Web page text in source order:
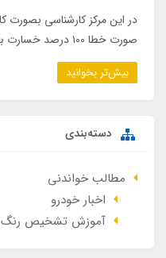
در این مرکز کارشناسی بصورت
صورت خطا ۱۰۰ درصد خسارت به مشتری پرداخت می شود...
بیش‌تر بخوانید
دسته‌بندی
مطالب خواندنی
اخبار خودرو
آموزش تشخیص رنگ